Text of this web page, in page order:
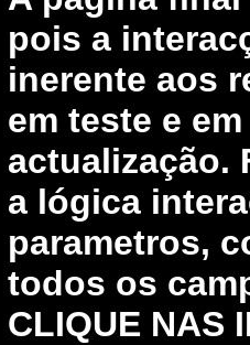
pois a
inerente aos
em teste e
actualização.
a lógica
parametros,
todos os
CLIQUE NAS